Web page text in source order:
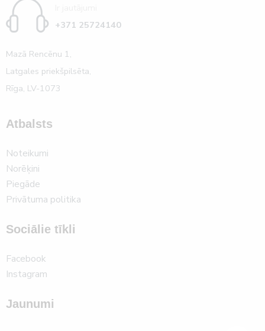
+371 25724140
Mazā Rencēnu 1,
Latgales priekšpilsēta,
Rīga, LV-1073
Atbalsts
Noteikumi
Norēķini
Piegāde
Privātuma politika
Sociālie tīkli
Facebook
Instagram
Jaunumi